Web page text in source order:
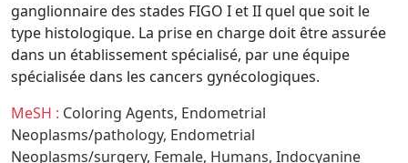
ganglionnaire des stades FIGO I et II quel que soit le
type histologique. La prise en charge doit être assurée
dans un établissement spécialisé, par une équipe
spécialisée dans les cancers gynécologiques.
MeSH : Coloring Agents, Endometrial
Neoplasms/pathology, Endometrial
Neoplasms/surgery, Female, Humans, Indocyanine